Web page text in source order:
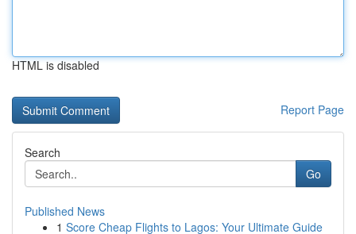
HTML is disabled
Report Page
Search
Go
Published News
1 Score Cheap Flights to Lagos: Your Ultimate Guide